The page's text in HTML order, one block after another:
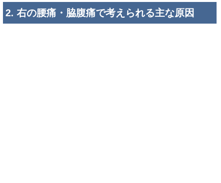
2. 右の腰痛・脇腹痛で考えられる主な原因